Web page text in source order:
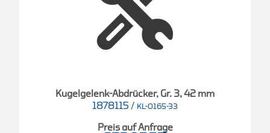
Kugelgelenk-Abdrücker, Gr. 3, 42 mm
1878115 / KL-0165-33
Preis auf Anfrage